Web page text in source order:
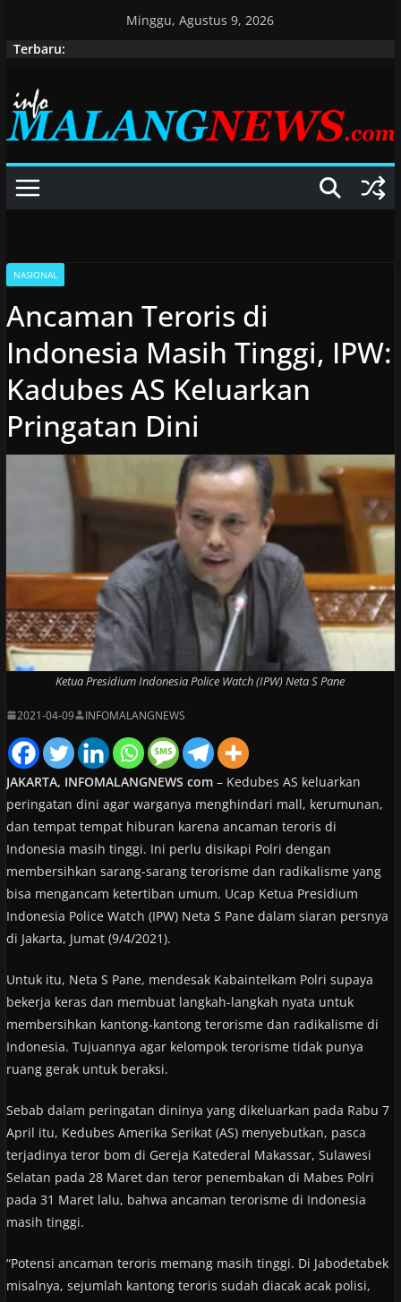
Minggu, Agustus 9, 2026
Terbaru:
NASIONAL
Ancaman Teroris di
Indonesia Masih Tinggi, IPW:
Kadubes AS Keluarkan
Pringatan Dini
Ketua Presidium Indonesia Police Watch (IPW) Neta S Pane
2021-04-09 INFOMALANGNEWS
JAKARTA, INFOMALANGNEWS com– Kedubes AS keluarkan
peringatan dini agar warganya menghindari mall, kerumunan,
dan tempat tempat hiburan karena ancaman teroris di
Indonesia masih tinggi. Ini perlu disikapi Polri dengan
membersihkan sarang-sarang terorisme dan radikalisme yang
bisa mengancam ketertiban umum. Ucap Ketua Presidium
Indonesia Police Watch (IPW) Neta S Pane dalam siaran persnya
di Jakarta, Jumat (9/4/2021).
Untuk itu, Neta S Pane, mendesak Kabaintelkam Polri supaya
bekerja keras dan membuat langkah-langkah nyata untuk
membersihkan kantong-kantong terorisme dan radikalisme di
Indonesia. Tujuannya agar kelompok terorisme tidak punya
ruang gerak untuk beraksi.
Sebab dalam peringatan dininya yang dikeluarkan pada Rabu 7
April itu, Kedubes Amerika Serikat (AS) menyebutkan, pasca
terjadinya teror bom di Gereja Katederal Makassar, Sulawesi
Selatan pada 28 Maret dan teror penembakan di Mabes Polri
pada 31 Maret lalu, bahwa ancaman terorisme di Indonesia
masih tinggi.
“Potensi ancaman teroris memang masih tinggi. Di Jabodetabek
misalnya, sejumlah kantong teroris sudah diacak acak polisi,